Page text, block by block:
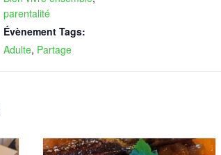
parentalité
Évènement Tags:
Adulte, Partage